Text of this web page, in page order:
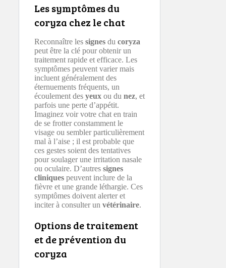
Les symptômes du
coryza chez le chat
Reconnaître les signes du coryza
peut être la clé pour obtenir un
traitement rapide et efficace. Les
symptômes peuvent varier mais
incluent généralement des
éternuements fréquents, un
écoulement des yeux ou du nez, et
parfois une perte d’appétit.
Imaginez voir votre chat en train
de se frotter constamment le
visage ou sembler particulièrement
mal à l’aise ; il est probable que
ces gestes soient des tentatives
pour soulager une irritation nasale
ou oculaire. D’autres signes
cliniques peuvent inclure de la
fièvre et une grande léthargie. Ces
symptômes doivent alerter et
inciter à consulter un vétérinaire.
Options de traitement
et de prévention du
coryza